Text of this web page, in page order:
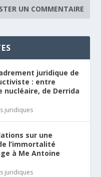
juridique de
: entre
nucléaire, de Derrida
juridiques
sur une
l’immortalité
à Me Antoine
juridiques